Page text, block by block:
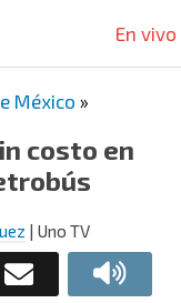
En vivo
México »
costo en
| Uno TV